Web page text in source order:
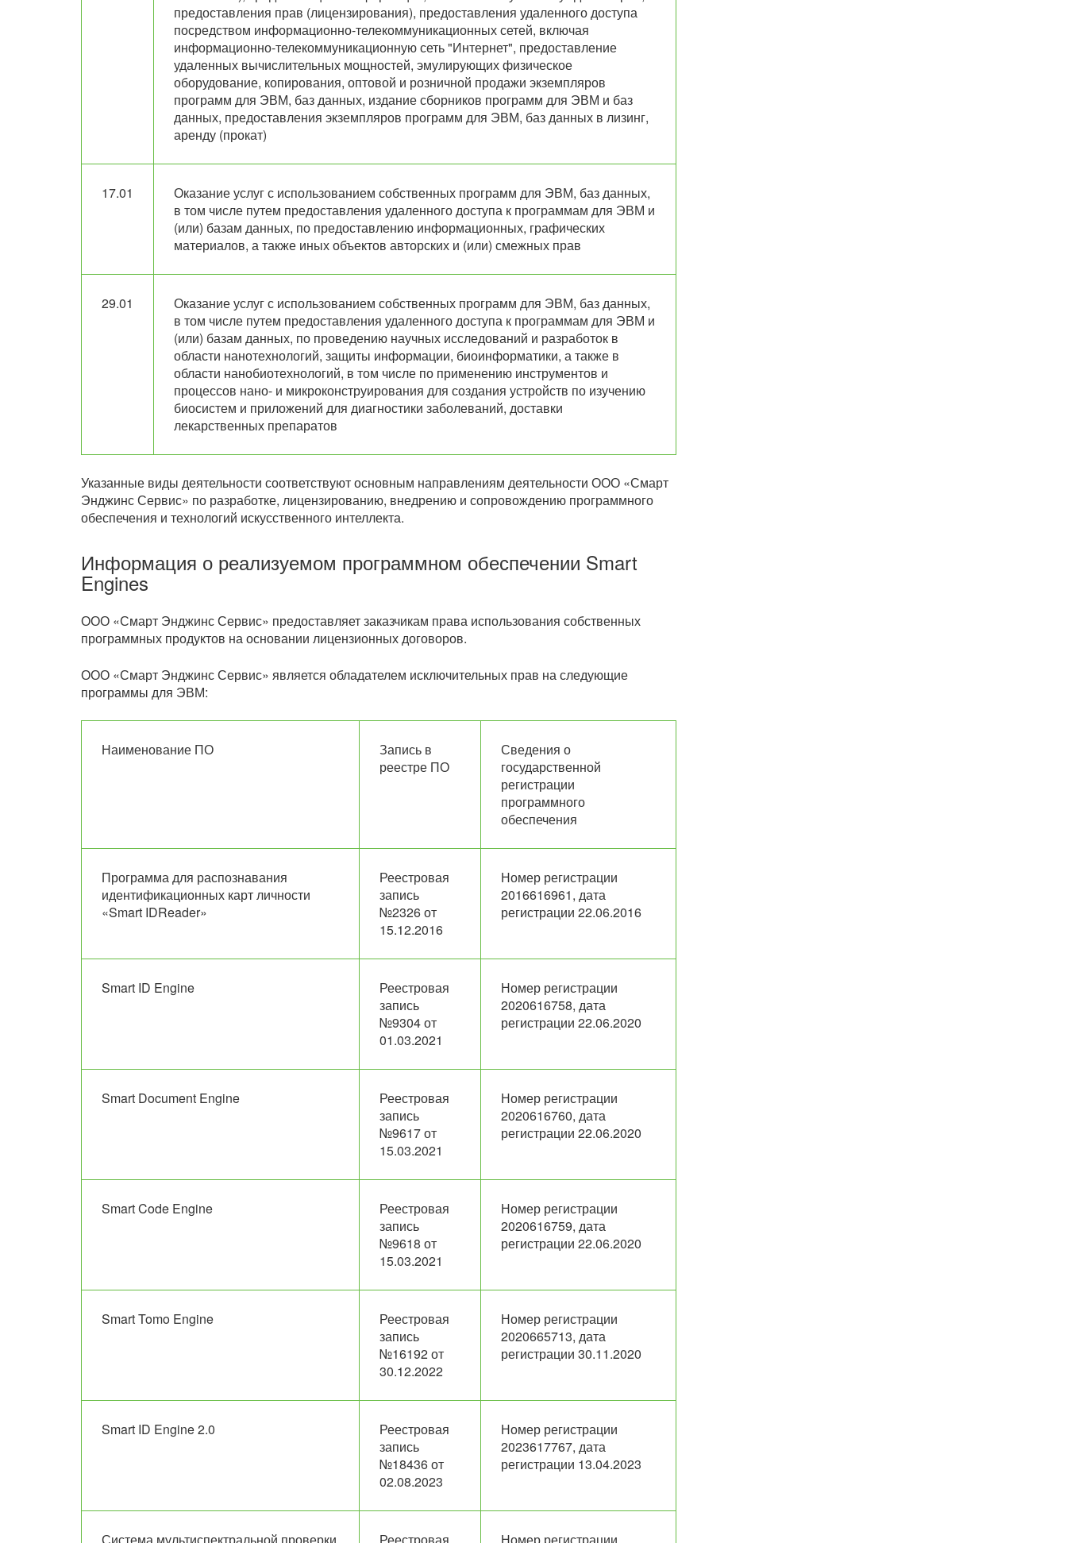
предоставления прав (лицензирования), предоставления удаленного доступа
посредством информационно-телекоммуникационных сетей, включая
информационно-телекоммуникационную сеть "Интернет", предоставление
удаленных вычислительных мощностей, эмулирующих физическое
оборудование, копирования, оптовой и розничной продажи экземпляров
программ для ЭВМ, баз данных, издание сборников программ для ЭВМ и баз
данных, предоставления экземпляров программ для ЭВМ, баз данных в лизинг,
аренду (прокат)
17.01
Оказание услуг с использованием собственных программ для ЭВМ, баз данных,
в том числе путем предоставления удаленного доступа к программам для ЭВМ и
(или) базам данных, по предоставлению информационных, графических
материалов, а также иных объектов авторских и (или) смежных прав
29.01
Оказание услуг с использованием собственных программ для ЭВМ, баз данных,
в том числе путем предоставления удаленного доступа к программам для ЭВМ и
(или) базам данных, по проведению научных исследований и разработок в
области нанотехнологий, защиты информации, биоинформатики, а также в
области нанобиотехнологий, в том числе по применению инструментов и
процессов нано- и микроконструирования для создания устройств по изучению
биосистем и приложений для диагностики заболеваний, доставки
лекарственных препаратов
Указанные виды деятельности соответствуют основным направлениям деятельности ООО «Смарт
Энджинс Сервис» по разработке, лицензированию, внедрению и сопровождению программного
обеспечения и технологий искусственного интеллекта.
Информация о реализуемом программном обеспечении Smart
Engines
ООО «Смарт Энджинс Сервис» предоставляет заказчикам права использования собственных
программных продуктов на основании лицензионных договоров.
ООО «Смарт Энджинс Сервис» является обладателем исключительных прав на следующие
программы для ЭВМ:
Наименование ПО
Запись в
реестре ПО
Сведения о
государственной
регистрации
программного
обеспечения
Программа для распознавания
идентификационных карт личности
«Smart IDReader»
Реестровая
запись
№2326 от
15.12.2016
Номер регистрации
2016616961, дата
регистрации 22.06.2016
Smart ID Engine
Реестровая
запись
№9304 от
01.03.2021
Номер регистрации
2020616758, дата
регистрации 22.06.2020
Smart Document Engine
Реестровая
запись
№9617 от
15.03.2021
Номер регистрации
2020616760, дата
регистрации 22.06.2020
Smart Code Engine
Реестровая
запись
№9618 от
15.03.2021
Номер регистрации
2020616759, дата
регистрации 22.06.2020
Smart Tomo Engine
Реестровая
запись
№16192 от
30.12.2022
Номер регистрации
2020665713, дата
регистрации 30.11.2020
Smart ID Engine 2.0
Реестровая
запись
№18436 от
02.08.2023
Номер регистрации
2023617767, дата
регистрации 13.04.2023